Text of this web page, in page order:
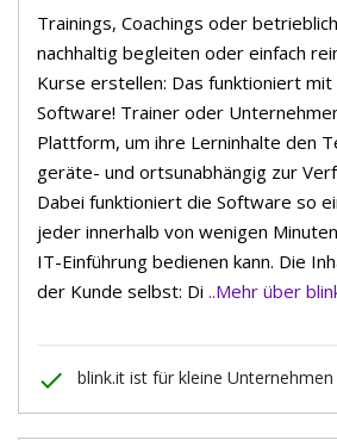
Trainings, Coachings oder
nachhaltig begleiten oder einfach
Kurse erstellen: Das funktioniert mit
Software! Trainer oder
Plattform, um ihre Lerninhalte den
geräte- und ortsunabhängig zur
Dabei funktioniert die Software so
jeder innerhalb von wenigen
IT-Einführung bedienen kann. Die
der Kunde selbst: Di ..Mehr über
done blink.it ist für kleine Unternehmen